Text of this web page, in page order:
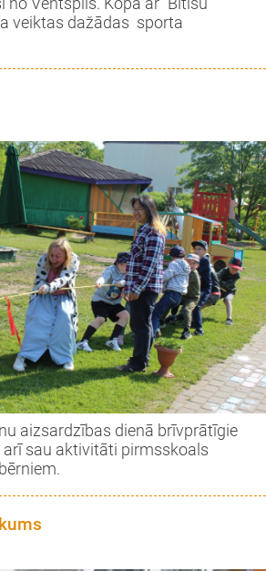
veiktas dažādas sporta
aizsardzības dienā brīvprātīgie
arī sau aktivitāti pirmsskoals